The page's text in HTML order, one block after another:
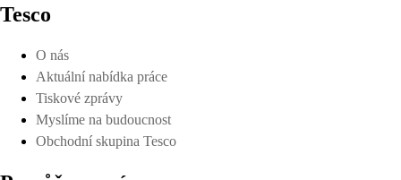
Tesco
O nás
Aktuální nabídka práce
Tiskové zprávy
Myslíme na budoucnost
Obchodní skupina Tesco